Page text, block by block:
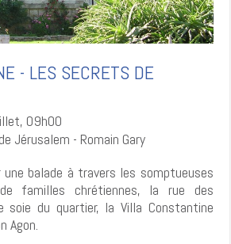
- LES SECRETS DE
09h00
Jérusalem - Romain Gary
une balade à travers les somptueuses
familles chrétiennes, la rue des
soie du quartier, la Villa Constantine
Agon.